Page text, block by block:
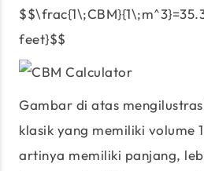
feet}$$
Gambar di atas
klasik yang memiliki volume
artinya memiliki panjang,